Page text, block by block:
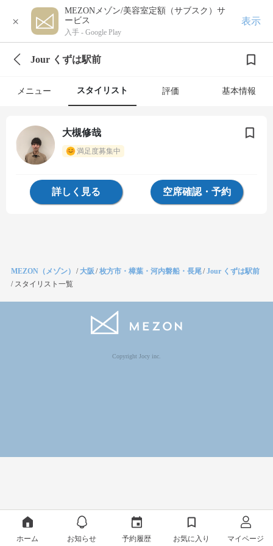
×
MEZONメゾン/美容室定額（サブスク）サ
ービス
入手 - Google Play
表示
Jour くずは駅前
メニュー スタイリスト 評価 基本情報
大槻修哉
満足度募集中
詳しく見る 空席確認・予約
MEZON（メゾン） /大阪 /枚方市・樟葉・河内磐船・長尾/Jour くずは駅前
/ スタイリスト一覧
Copyright Jocy inc.
ホーム お知らせ 予約履歴 お気に入り マイページ